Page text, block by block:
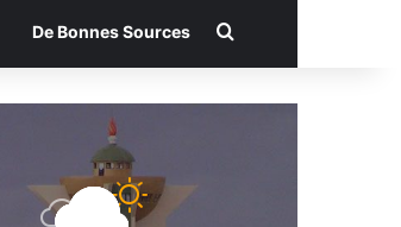
De Bonnes Sources Rechercher